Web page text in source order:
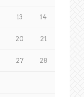
13 14
20 21
27 28